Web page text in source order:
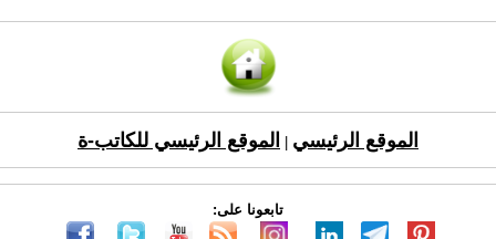
الموقع الرئيسي الموقع الرئيسي للكاتب-ة
تابعونا على: